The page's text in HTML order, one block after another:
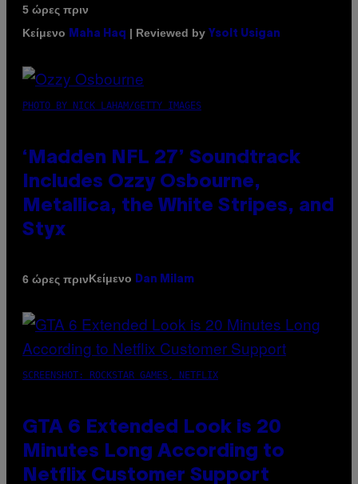
5 ώρες πριν
Κείμενο
Maha Haq | Reviewed by Ysolt Usigan
PHOTO BY NICK LAHAM/GETTY IMAGES
‘Madden NFL 27’ Soundtrack
Includes Ozzy Osbourne,
Metallica, the White Stripes, and
Styx
6 ώρες πρινΚείμενο Dan Milam
SCREENSHOT: ROCKSTAR GAMES, NETFLIX
GTA 6 Extended Look is 20
Minutes Long According to
Netflix Customer Support